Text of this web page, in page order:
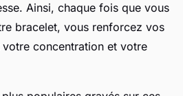
Ainsi, chaque fois que vous
bracelet, vous renforcez vos
concentration et votre